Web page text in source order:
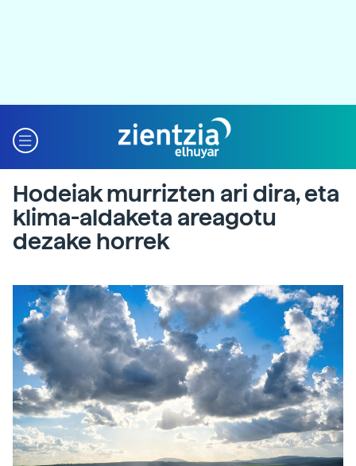
Hodeiak murrizten ari dira, eta
klima-aldaketa areagotu
dezake horrek